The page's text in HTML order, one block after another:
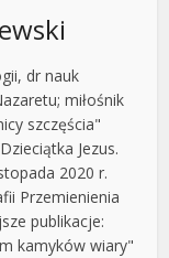
dr nauk
miłośnik
szczęścia"
Jezus.
2020 r.
Przemienienia
publikacje:
kamyków wiary"